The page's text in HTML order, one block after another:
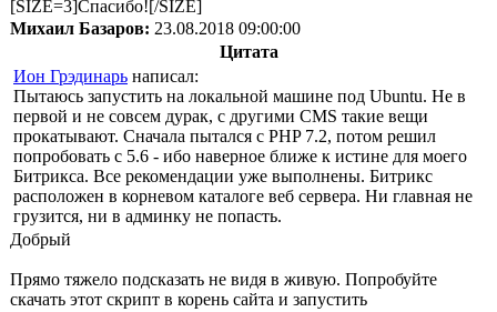
[SIZE=3]Спасибо![/SIZE]
Михаил Базаров: 23.08.2018 09:00:00
Цитата
Ион Грэдинарь написал:
Пытаюсь запустить на локальной машине под Ubuntu. Не в
первой и не совсем дурак, с другими CMS такие вещи
прокатывают. Сначала пытался с PHP 7.2, потом решил
попробовать с 5.6 - ибо наверное ближе к истине для моего
Битрикса. Все рекомендации уже выполнены. Битрикс
расположен в корневом каталоге веб сервера. Ни главная не
грузится, ни в админку не попасть.
Добрый
Прямо тяжело подсказать не видя в живую. Попробуйте
скачать этот скрипт в корень сайта и запустить